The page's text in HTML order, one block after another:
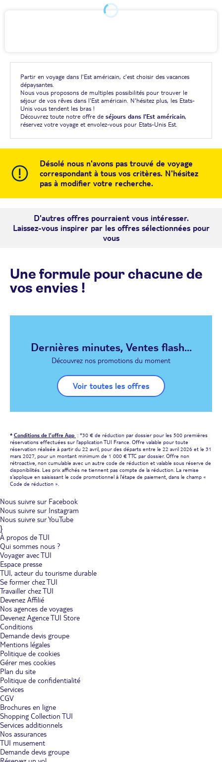
Partir en voyage dans l'Est américain, c'est choisir des vacances
dépaysantes.
Nous vous proposons de multiples possibilités pour trouver le
séjour de vos rêves dans l'Est américain. N'hésitez plus, les Etats-
Unis vous tendent les bras !
Découvrez toute notre offre de séjours dans l'Est américain,
réservez votre voyage et envolez-vous pour Etats-Unis Est.
Désolé nous n'avons pas trouvé de voyage
correspondant à tous vos critères. N'hésitez
pas à modifier votre recherche.
D'autres offres pourraient vous intéresser.
Laissez-vous inspirer par les offres sélectionnées pour
vous
Une formule pour chacune de
vos envies !
Dernières minutes, Ventes flash...
Découvrez nos promotions du moment
Voir toutes les offres
* Conditions de l'offre App : *30 € de réduction par dossier pour les 500 premières
réservations effectuées sur l'application TUI France. Offre valable pour toute
réservation réalisée à partir du 22 avril, pour des départs entre le 22 avril 2026 et le 31
mars 2027, pour un montant minimum de 1 000 € TTC par dossier. Offre non
rétroactive, non cumulable avec un autre code de réduction et valable sous réserve de
disponibilités. Les prix affichés ne tiennent pas compte de la réduction. La remise
s'applique en saisissant le code promotionnel à l'étape de paiement, dans le champ «
Code de réduction ».
Nous suivre sur Facebook
Nous suivre sur Instagram
Nous suivre sur YouTube
}
À propos de TUI
Qui sommes nous ?
Voyager avec TUI
Espace presse
TUI, acteur du tourisme durable
Se former chez TUI
Travailler chez TUI
Devenez Affilié
Nos agences de voyages
Devenez Agence TUI Store
Conditions
Demande devis groupe
Mentions légales
Politique de cookies
Gérer mes cookies
Plan du site
Politique de confidentialité
Services
CGV
Brochures en ligne
Shopping Collection TUI
Services additionnels
Nos assurances
TUI musement
Demande devis groupe